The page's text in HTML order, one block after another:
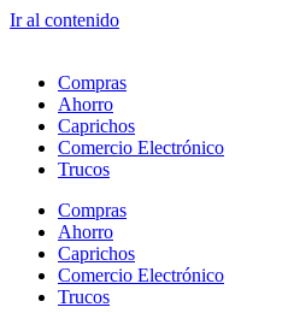
Ir al contenido
Compras
Ahorro
Caprichos
Comercio Electrónico
Trucos
Compras
Ahorro
Caprichos
Comercio Electrónico
Trucos